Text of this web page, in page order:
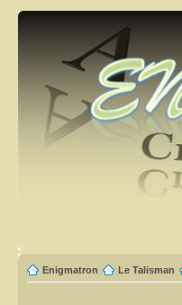
Enigmatron Le Talisman